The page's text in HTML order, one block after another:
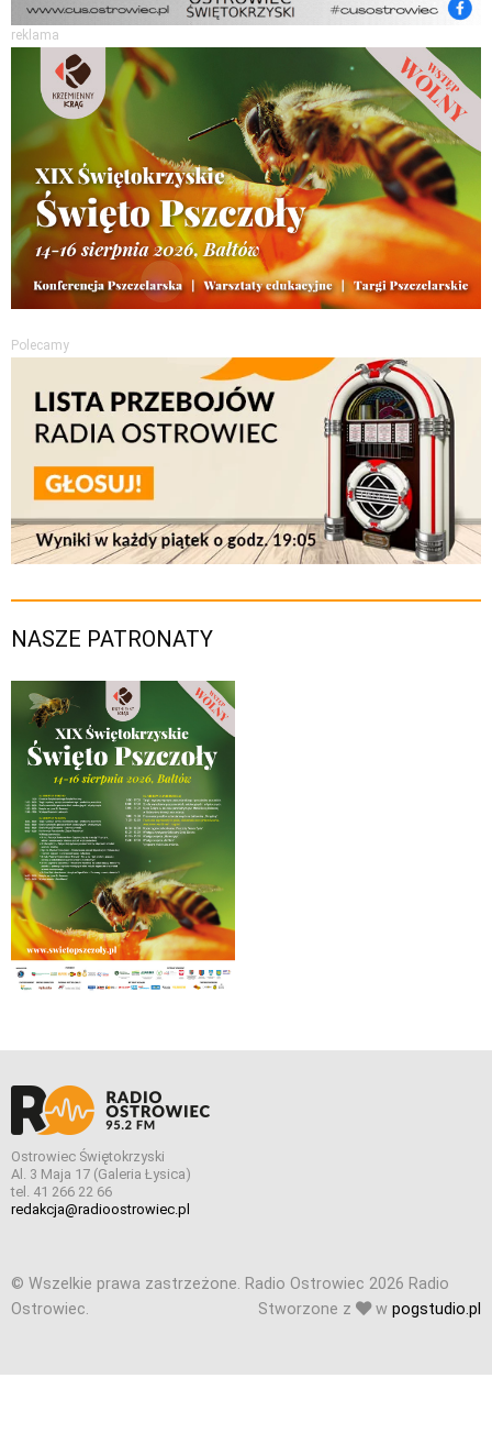
reklama
Polecamy
NASZE PATRONATY
Ostrowiec Świętokrzyski
Al. 3 Maja 17 (Galeria Łysica)
tel. 41 266 22 66
redakcja@radioostrowiec.pl
© Wszelkie prawa zastrzeżone. Radio Ostrowiec 2026 Radio
Ostrowiec.
Stworzone z w pogstudio.pl